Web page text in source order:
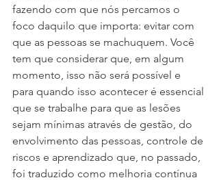
fazendo com que nós percamos o
foco daquilo que importa: evitar com
que as pessoas se machuquem. Você
tem que considerar que, em algum
momento, isso não será possível e
para quando isso acontecer é essencial
que se trabalhe para que as lesões
sejam mínimas através de gestão, do
envolvimento das pessoas, controle de
riscos e aprendizado que, no passado,
foi traduzido como melhoria contínua